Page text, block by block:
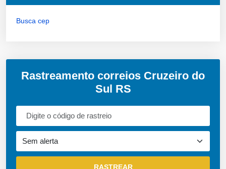
Busca cep
Rastreamento correios Cruzeiro do
Sul RS